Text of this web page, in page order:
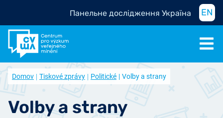
Панельне дослідження Україна EN
Domov Tiskové zprávy Politické Volby a strany
Volby a strany